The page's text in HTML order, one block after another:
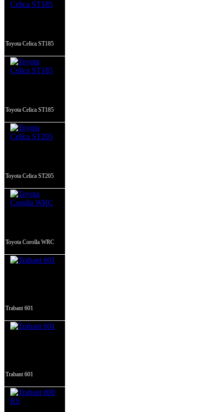
Toyota Celica ST185
Toyota Celica ST185
Toyota Celica ST205
Toyota Corolla WRC
Trabant 601
Trabant 601